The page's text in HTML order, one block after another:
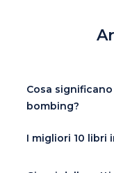
Cosa
bombing?
I migliori 10 libri